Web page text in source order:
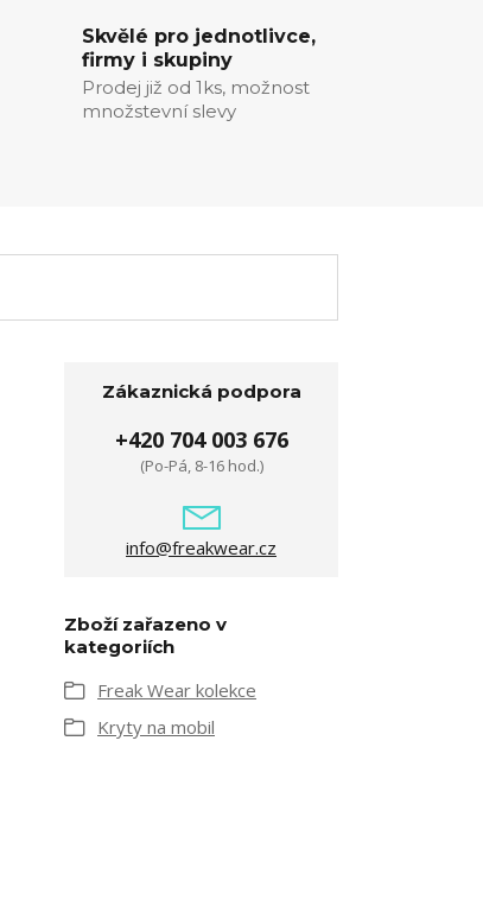
Skvělé pro jednotlivce,
firmy i skupiny
Prodej již od 1ks, možnost
množstevní slevy
Zákaznická podpora
+420 704 003 676
(Po-Pá, 8-16 hod.)
info@freakwear.cz
Zboží zařazeno v
kategoriích
Freak Wear kolekce
Kryty na mobil